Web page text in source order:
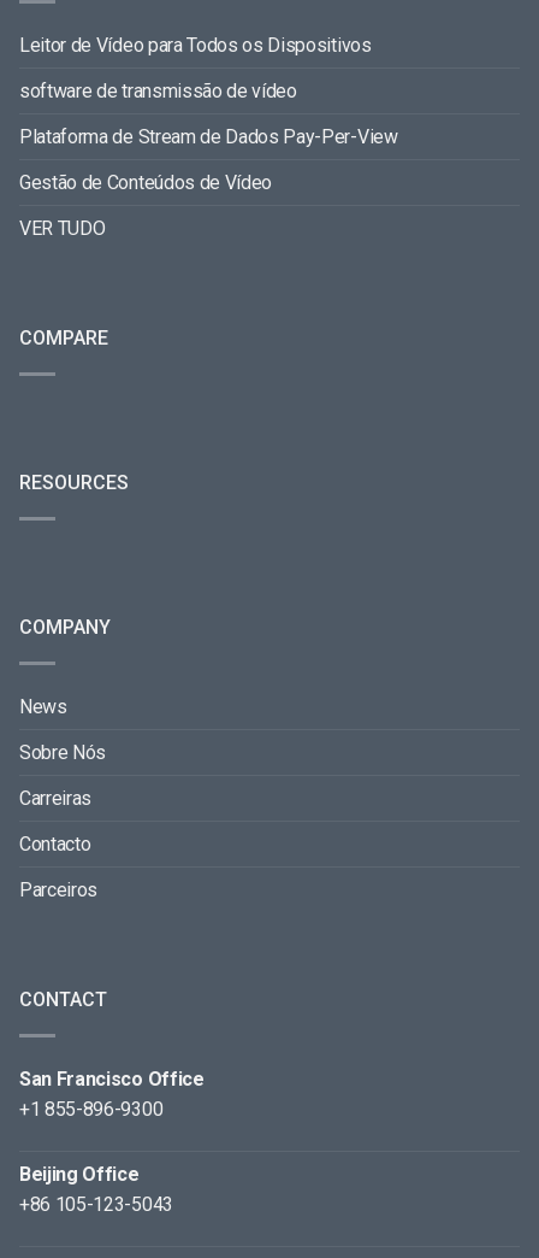
Leitor de Vídeo para Todos os Dispositivos
software de transmissão de vídeo
Plataforma de Stream de Dados Pay-Per-View
Gestão de Conteúdos de Vídeo
VER TUDO
COMPARE
RESOURCES
COMPANY
News
Sobre Nós
Carreiras
Contacto
Parceiros
CONTACT
San Francisco Office
+1 855-896-9300
Beijing Office
+86 105-123-5043